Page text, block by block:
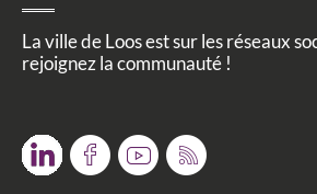
La ville de Loos est sur les réseaux
rejoignez la communauté !
TwitterFacebookYoutube
RSS